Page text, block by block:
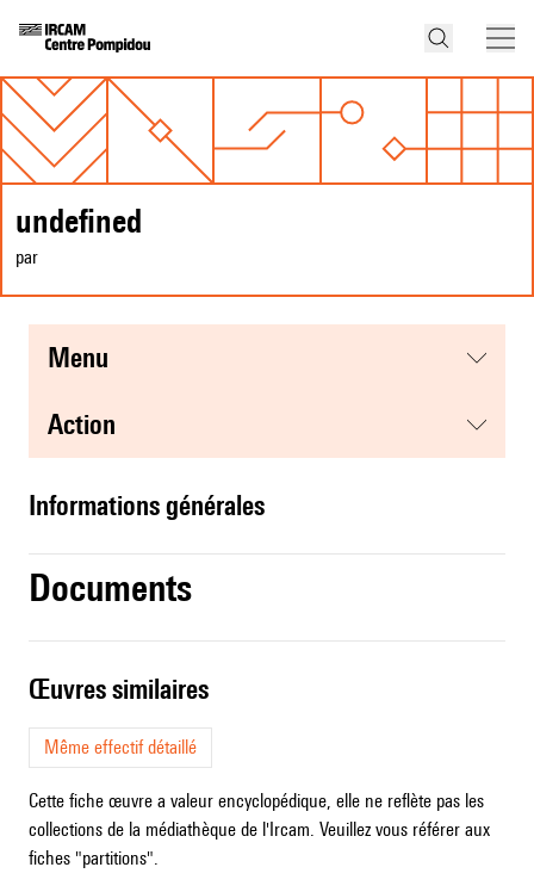
undefined
par
menu
action
informations générales
Documents
œuvres similaires
Même effectif détaillé
Cette fiche œuvre a valeur encyclopédique, elle ne reflète pas les
collections de la médiathèque de l'Ircam. Veuillez vous référer aux
fiches "partitions".